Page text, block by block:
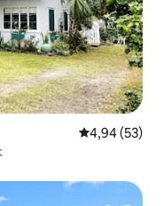
Gemiddelde
4,94 (53)